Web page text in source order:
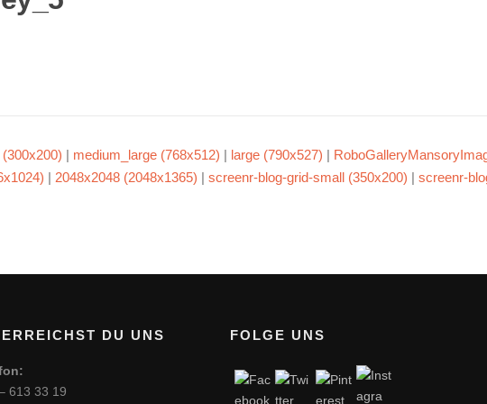
| medium_large (768x512) | large (790x527) |
| 2048x2048 (2048x1365) | screenr-blog-grid-small (350x200) | screenr-
DU UNS
613 33 19
FOLGE UNS